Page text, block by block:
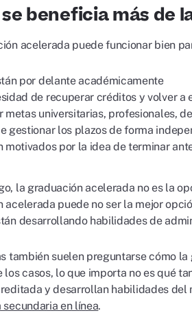
se beneficia más de
acelerada puede funcionar bien
por delante académicamente
de recuperar créditos y volver a
metas universitarias, profesionales,
gestionar los plazos de forma
motivados por la idea de terminar
la graduación acelerada no es la
acelerada puede no ser la mejor
desarrollando habilidades de
también suelen preguntarse cómo
los casos, lo que importa no es qué
y desarrollan habilidades del
secundaria en línea.